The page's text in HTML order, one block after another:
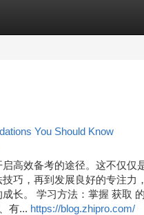
You Should Know
高效备考的途径。这不仅
巧，再到发展良好的专注
长。 学习方法：掌握 获取
有... https://blog.zhipro.com/